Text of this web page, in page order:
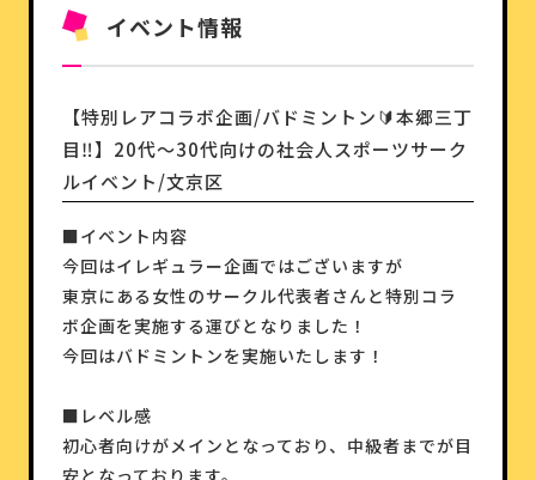
イベント情報
【特別レアコラボ企画/バドミントン🔰本郷三丁
目‼️】20代〜30代向けの社会人スポーツサーク
ルイベント/文京区
■イベント内容
今回はイレギュラー企画ではございますが
東京にある女性のサークル代表者さんと特別コラ
ボ企画を実施する運びとなりました！
今回はバドミントンを実施いたします！
■レベル感
初心者向けがメインとなっており、中級者までが目
安となっております。